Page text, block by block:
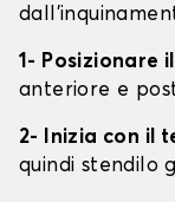
1- Posizionare
anteriore e
2- Inizia con il
quindi stendilo